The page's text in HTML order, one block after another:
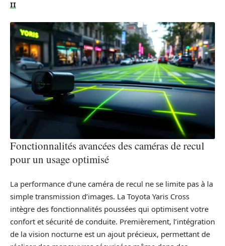
II
Fonctionnalités avancées des caméras de recul
pour un usage optimisé
La performance d’une caméra de recul ne se limite pas à la
simple transmission d’images. La Toyota Yaris Cross
intègre des fonctionnalités poussées qui optimisent votre
confort et sécurité de conduite. Premièrement, l’intégration
de la vision nocturne est un ajout précieux, permettant de